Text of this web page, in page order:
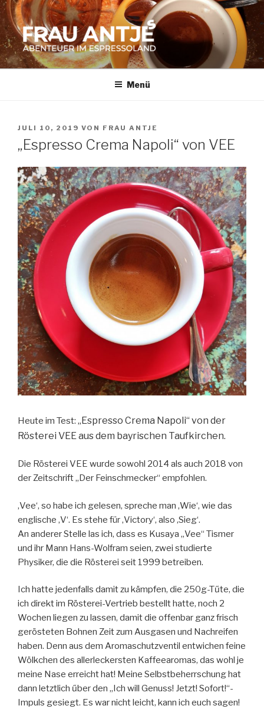
Zum
Inhalt
springen
FRAU ANTJES
Abenteuer im Espresso-Land
Menü
VERÖFFENTLICHT
AM
JULI 10, 2019 VON FRAU ANTJE
„Espresso Crema Napoli“ von VEE
Heute im Test: „Espresso Crema Napoli“ von der
Rösterei VEE aus dem bayrischen Taufkirchen.
Die Rösterei VEE wurde sowohl 2014 als auch 2018 von
der Zeitschrift „Der Feinschmecker“ empfohlen.
‚Vee‘, so habe ich gelesen, spreche man ‚Wie‘, wie das
englische ‚V‘. Es stehe für ‚Victory‘, also ‚Sieg‘.
An anderer Stelle las ich, dass es Kusaya „Vee“ Tismer
und ihr Mann Hans-Wolfram seien, zwei studierte
Physiker, die die Rösterei seit 1999 betreiben.
Ich hatte jedenfalls damit zu kämpfen, die 250g-Tűte, die
ich direkt im Rösterei-Vertrieb bestellt hatte, noch 2
Wochen liegen zu lassen, damit die offenbar ganz frisch
gerösteten Bohnen Zeit zum Ausgasen und Nachreifen
haben. Denn aus dem Aromaschutzventil entwichen feine
Wölkchen des allerleckersten Kaffeearomas, das wohl je
meine Nase erreicht hat! Meine Selbstbeherrschung hat
dann letztlich űber den „Ich will Genuss! Jetzt! Sofort!“-
Impuls gesiegt. Es war nicht leicht, kann ich euch sagen!